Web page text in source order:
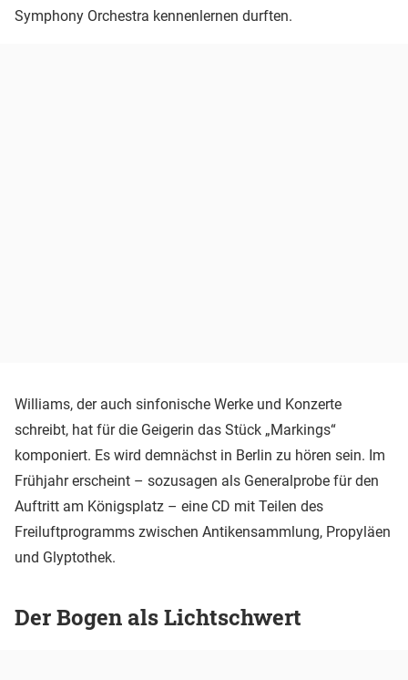
Symphony Orchestra kennenlernen durften.
Williams, der auch sinfonische Werke und Konzerte
schreibt, hat für die Geigerin das Stück „Markings“
komponiert. Es wird demnächst in Berlin zu hören sein. Im
Frühjahr erscheint – sozusagen als Generalprobe für den
Auftritt am Königsplatz – eine CD mit Teilen des
Freiluftprogramms zwischen Antikensammlung, Propyläen
und Glyptothek.
Der Bogen als Lichtschwert